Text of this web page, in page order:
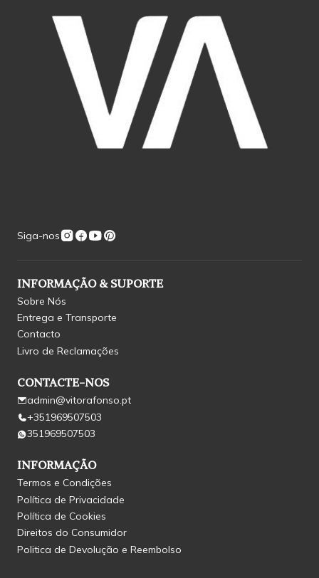
Siga-nos
INFORMAÇÃO & SUPORTE
Sobre Nós
Entrega e Transporte
Contacto
Livro de Reclamações
CONTACTE-NOS
admin@vitorafonso.pt
+351969507503
351969507503
INFORMAÇÃO
Termos e Condições
Política de Privacidade
Política de Cookies
Direitos do Consumidor
Politica de Devolução e Reembolso